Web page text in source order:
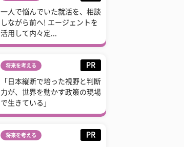
一人で悩んでいた就活を、相談
しながら前へ! エージェントを
活用して内々定...
将来を考える PR
「日本縦断で培った視野と判断
力が、世界を動かす政策の現場
で生きている」
将来を考える PR